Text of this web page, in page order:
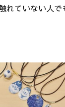
ていない人で